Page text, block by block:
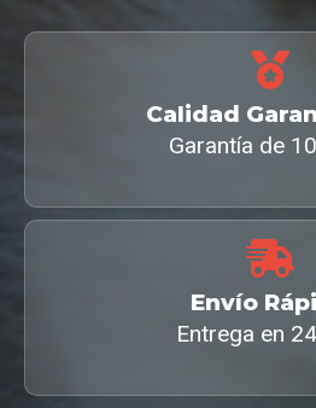
Calidad
Garantía de
Envío
Entrega en